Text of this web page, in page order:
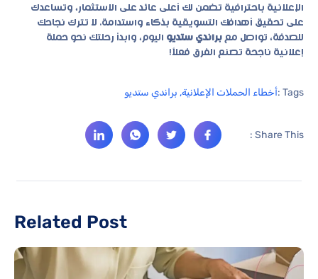
الإعلانية باحترافية تضمن لك أعلى عائد على الاستثمار، وتساعدك
على تحقيق أهدافك التسويقية بذكاء واستدامة. لا تترك نجاحك
للصدفة، تواصل مع براندي ستديو اليوم، وابدأ رحلتك نحو حملة
إعلانية ناجحة تصنع الفرق فعلاً!
Tags : أخطاء الحملات الإعلانية, براندي ستديو
Share This :
Related Post